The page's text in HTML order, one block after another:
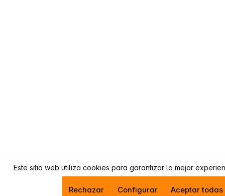
Este sitio web utiliza cookies para garantizar la mejor
Rechazar Configurar Aceptar todas